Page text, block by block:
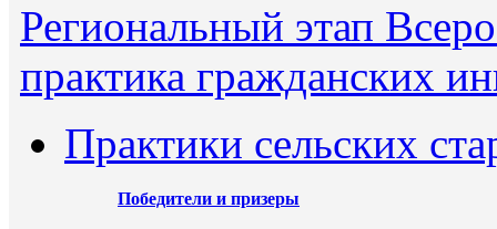
Региональный этап
практика гражданских
Практики сельских
Победители и призеры